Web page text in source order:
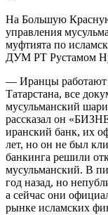
На Большую
управления
муфтията по
ДУМ РТ Рустамом
— Иранцы работают
Татарстана, все
мусульманский
рассказал он
иранский банк, их
лет, но он не был
банкинга решили
мусульманский. В
год назад, но
а сейчас они
рынке исламских